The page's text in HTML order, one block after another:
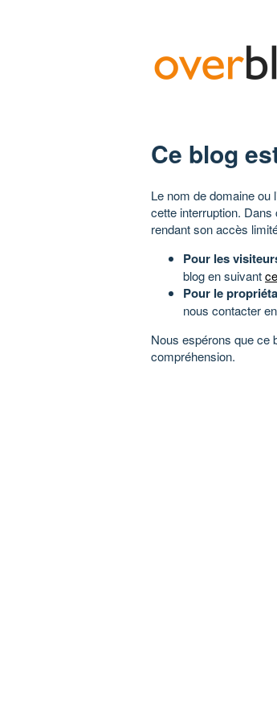
Ce blog
Le nom de domaine ou
cette interruption.
rendant son accès
Pour les
blog en suivant
Pour le
nous contacter
Nous espérons que ce
compréhension.